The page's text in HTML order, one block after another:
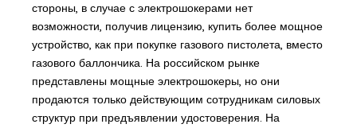
стороны, в случае с электрошокерами нет
возможности, получив лицензию, купить более мощное
устройство, как при покупке газового пистолета, вместо
газового баллончика. На российском рынке
представлены мощные электрошокеры, но они
продаются только действующим сотрудникам силовых
структур при предъявлении удостоверения. На